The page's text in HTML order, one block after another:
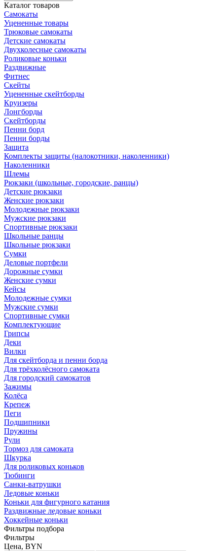
Каталог товаров
Самокаты
Уцененные товары
Трюковые самокаты
Детские самокаты
Двухколесные самокаты
Роликовые коньки
Раздвижные
Фитнес
Скейты
Уцененные скейтборды
Круизеры
Лонгборды
Скейтборды
Пенни борд
Пенни борды
Защита
Комплекты защиты (налокотники, наколенники)
Наколенники
Шлемы
Рюкзаки (школьные, городские, ранцы)
Детские рюкзаки
Женские рюкзаки
Молодежные рюкзаки
Мужские рюкзаки
Спортивные рюкзаки
Школьные ранцы
Школьные рюкзаки
Сумки
Деловые портфели
Дорожные сумки
Женские сумки
Кейсы
Молодежные сумки
Мужские сумки
Спортивные сумки
Комплектующие
Грипсы
Деки
Вилки
Для скейтборда и пенни борда
Для трёхколёсного самоката
Для городский самокатов
Зажимы
Колёса
Крепеж
Пеги
Подшипники
Пружины
Рули
Тормоз для самоката
Шкурка
Для роликовых коньков
Тюбинги
Санки-ватрушки
Ледовые коньки
Коньки для фигурного катания
Раздвижные ледовые коньки
Хоккейные коньки
Фильтры подбора
Фильтры
Цена, BYN